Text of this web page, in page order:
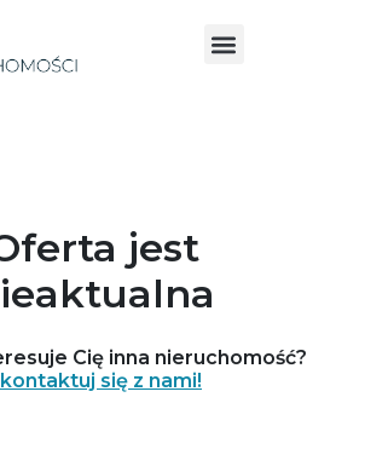
jest
Cię inna nieruchomość?
się z nami!